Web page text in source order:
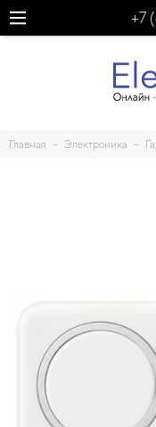
+7
Главная Электроника